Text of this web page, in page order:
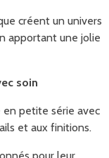
créent un univers
apportant une jolie
soin
en petite série avec
et aux finitions.